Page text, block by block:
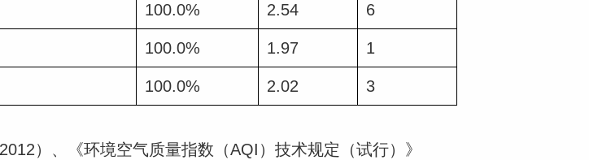
100.0% 2.54 6
100.0% 1.97 1
100.0% 2.02
3
）、《环境空气质量指数（AQI）技术规定（试行）》